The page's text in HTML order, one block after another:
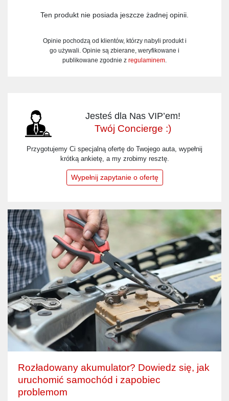
Ten produkt nie posiada jeszcze żadnej opinii.
Opinie pochodzą od klientów, którzy nabyli produkt i
go używali. Opinie są zbierane, weryfikowane i
publikowane zgodnie z regulaminem
Jesteś dla Nas VIP’em!
Twój Concierge :)
Przygotujemy Ci specjalną ofertę do Twojego auta, wypełnij
krótką ankietę, a my zrobimy resztę.
Wypełnij zapytanie o ofertę
Rozładowany akumulator? Dowiedz się, jak
uruchomić samochód i zapobiec
problemom